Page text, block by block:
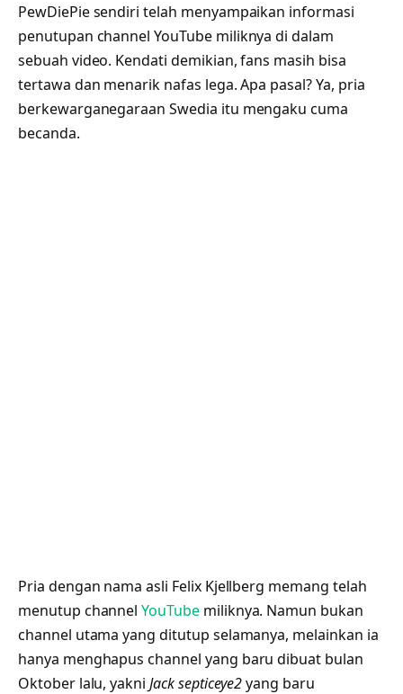
PewDiePie sendiri telah menyampaikan informasi
penutupan channel YouTube miliknya di dalam
sebuah video. Kendati demikian, fans masih bisa
tertawa dan menarik nafas lega. Apa pasal? Ya, pria
berkewarganegaraan Swedia itu mengaku cuma
becanda.
Pria dengan nama asli Felix Kjellberg memang telah
menutup channelYouTubemiliknya. Namun bukan
channel utama yang ditutup selamanya, melainkan ia
hanya menghapus channel yang baru dibuat bulan
Oktober lalu, yakniJack septiceye2yang baru